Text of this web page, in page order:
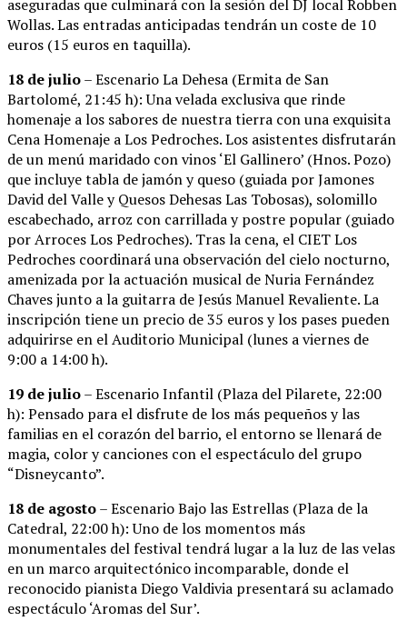
aseguradas que culminará con la sesión del DJ local Robben
Wollas. Las entradas anticipadas tendrán un coste de 10
euros (15 euros en taquilla).
18 de julio– Escenario La Dehesa (Ermita de San
Bartolomé, 21:45 h): Una velada exclusiva que rinde
homenaje a los sabores de nuestra tierra con una exquisita
Cena Homenaje a Los Pedroches. Los asistentes disfrutarán
de un menú maridado con vinos ‘El Gallinero’ (Hnos. Pozo)
que incluye tabla de jamón y queso (guiada por Jamones
David del Valle y Quesos Dehesas Las Tobosas), solomillo
escabechado, arroz con carrillada y postre popular (guiado
por Arroces Los Pedroches). Tras la cena, el CIET Los
Pedroches coordinará una observación del cielo nocturno,
amenizada por la actuación musical de Nuria Fernández
Chaves junto a la guitarra de Jesús Manuel Revaliente. La
inscripción tiene un precio de 35 euros y los pases pueden
adquirirse en el Auditorio Municipal (lunes a viernes de
9:00 a 14:00 h).
19 de julio– Escenario Infantil (Plaza del Pilarete, 22:00
h): Pensado para el disfrute de los más pequeños y las
familias en el corazón del barrio, el entorno se llenará de
magia, color y canciones con el espectáculo del grupo
“Disneycanto”.
18 de agosto– Escenario Bajo las Estrellas (Plaza de la
Catedral, 22:00 h): Uno de los momentos más
monumentales del festival tendrá lugar a la luz de las velas
en un marco arquitectónico incomparable, donde el
reconocido pianista Diego Valdivia presentará su aclamado
espectáculo ‘Aromas del Sur’.